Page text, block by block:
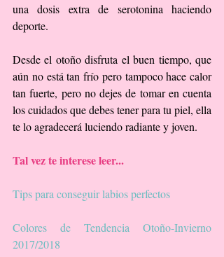
una dosis extra de serotonina haciendo
deporte.
Desde el otoño disfruta el buen tiempo, que
aún no está tan frío pero tampoco hace calor
tan fuerte, pero no dejes de tomar en cuenta
los cuidados que debes tener para tu piel, ella
te lo agradecerá luciendo radiante y joven.
Tal vez te interese leer...
Tips para conseguir labios perfectos
Colores de Tendencia Otoño-Invierno
2017/2018